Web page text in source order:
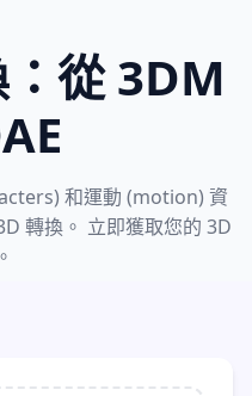
從 3DM
和運動 (motion) 資
轉換。 立即獲取您的 3D